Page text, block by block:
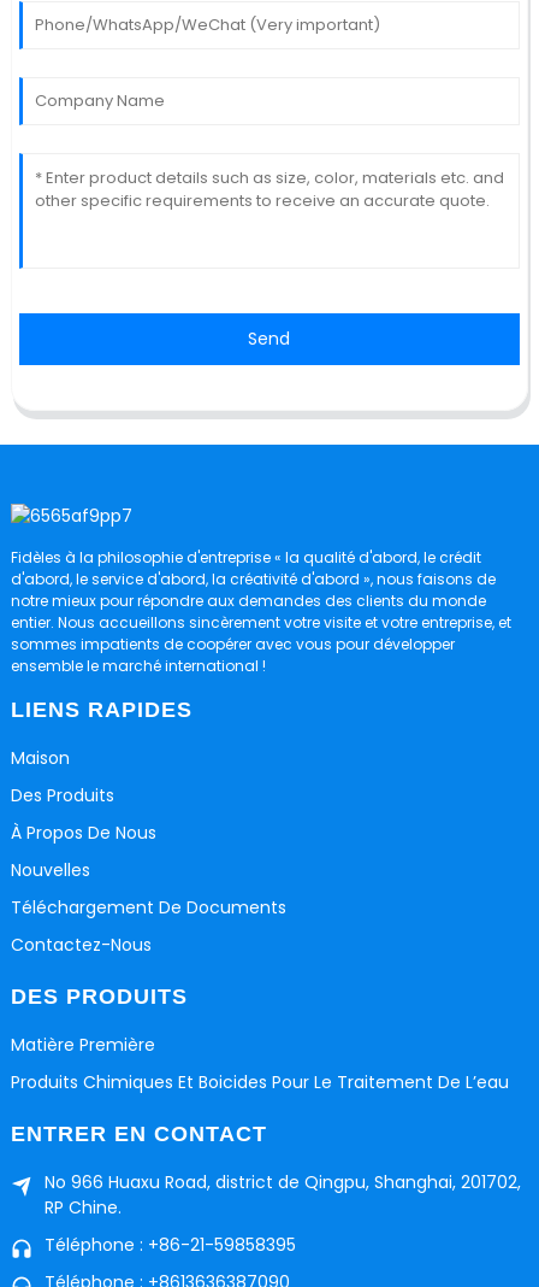
Send
Fidèles à la philosophie d'entreprise « la qualité d'abord, le crédit
d'abord, le service d'abord, la créativité d'abord », nous faisons de
notre mieux pour répondre aux demandes des clients du monde
entier. Nous accueillons sincèrement votre visite et votre entreprise, et
sommes impatients de coopérer avec vous pour développer
ensemble le marché international !
LIENS RAPIDES
Maison
Des Produits
À Propos De Nous
Nouvelles
Téléchargement De Documents
Contactez-Nous
DES PRODUITS
Matière Première
Produits Chimiques Et Boicides Pour Le Traitement De L’eau
ENTRER EN CONTACT
No 966 Huaxu Road, district de Qingpu, Shanghai, 201702,
RP Chine.
Téléphone : +86-21-59858395